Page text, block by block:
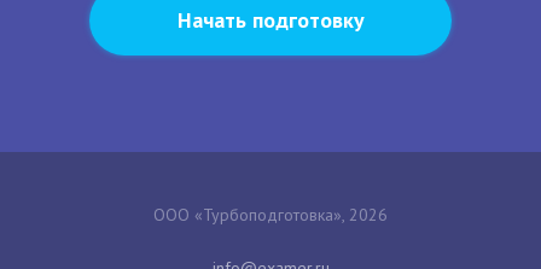
Начать подготовку
ООО «Турбоподготовка», 2026